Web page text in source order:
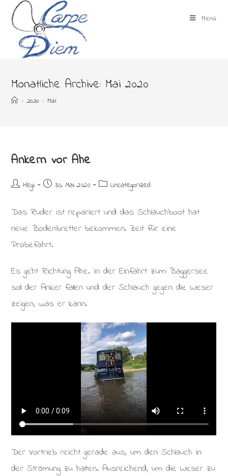
Inhalt
springen
Menü
Monatliche Archive: Mai 2020
> 2020 > Mai
Ankern vor Ahe
Beitrags-
Hegi
Beitrag30. Mai 2020
Beitrags-
Uncategorized
Das Ruder ist repariert und das Schlauchboot hat
neue Bodenbretter bekommen. Zeit für eine
Probefahrt.
Es geht Richtung Ahe. In der Einfahrt zum Baggersee
soll der Anker fallen und der Schlauch gegen die Weser
zeigen, was er kann.
Der Vortrieb reicht gerade aus, um den Schlauch in
der Strömung zu halten. Ausreichend, um die Weser zu